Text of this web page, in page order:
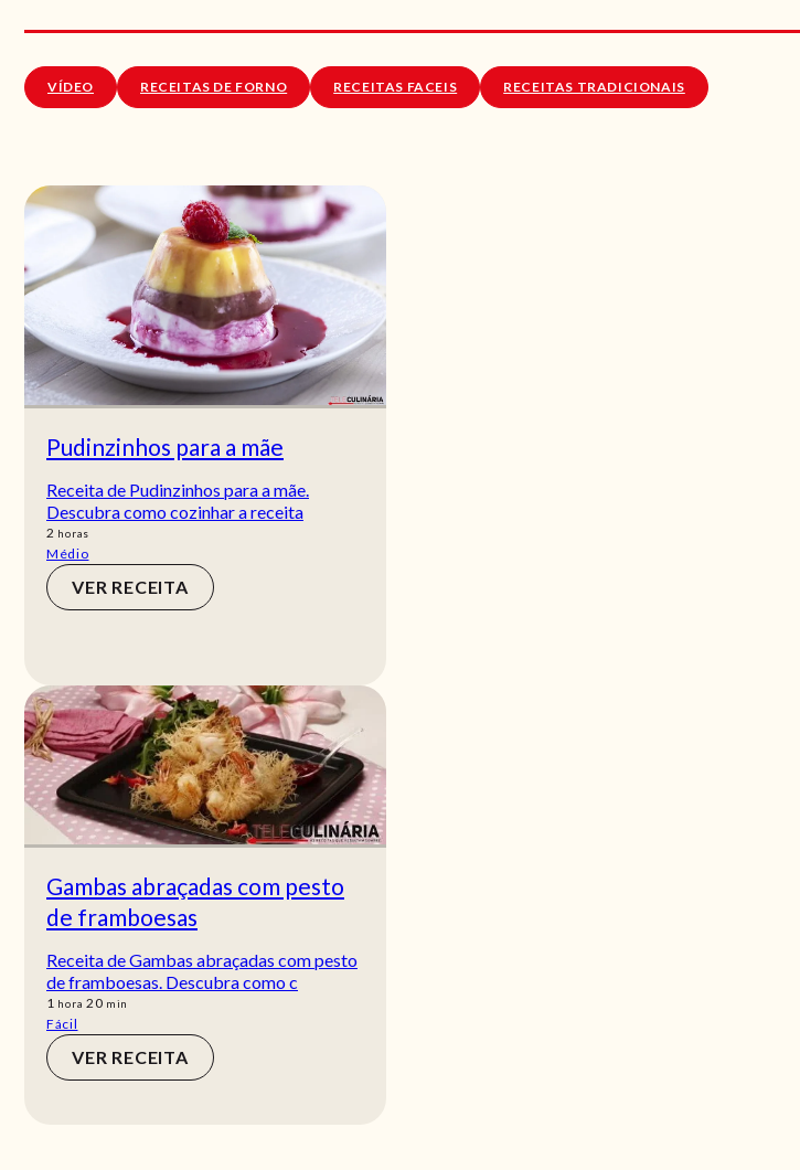
VÍDEO RECEITAS DE FORNO RECEITAS FACEIS RECEITAS TRADICIONAIS
Pudinzinhos para a mãe
Receita de Pudinzinhos para a mãe.
Descubra como cozinhar a receita
2 horas
horas
Médio
VER RECEITA
Gambas abraçadas com pesto
de framboesas
Receita de Gambas abraçadas com pesto
de framboesas. Descubra como c
1 hora
hora 20min
min
Fácil
VER RECEITA